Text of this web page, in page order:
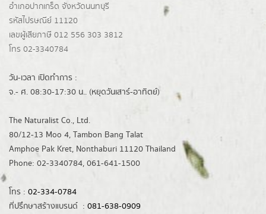
อำเภอปากเกร็ด จังหวัดนนทบุรี
รหัสไปรษณีย์ 11120
เลขผู้เสียภาษี 012 556 303 3812
โทร 02-3340784
วัน-เวลา เปิดทำการ :
จ.- ศ. 08:30-17:30 น.. (หยุดวันเสาร์-อาทิตย์)
The Naturalist Co., Ltd.
80/12-13 Moo 4, Tambon Bang Talat
Amphoe Pak Kret, Nonthaburi 11120 Thailand
Phone: 02-3340784, 061-641-1500
โทร : 02-334-0784
ที่ปรึกษาสร้างแบรนด์ : 081-638-0909